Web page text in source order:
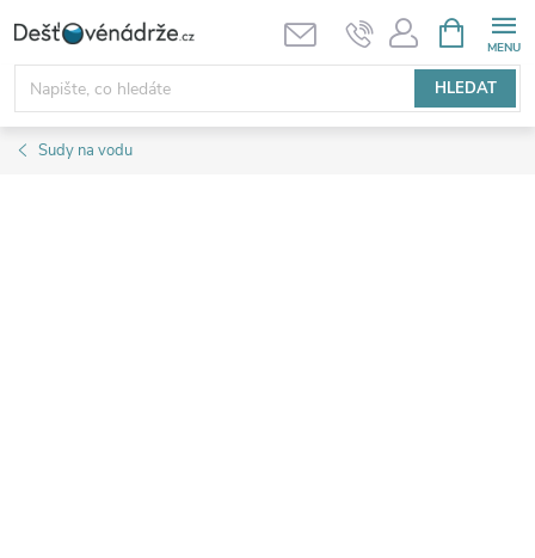
na
obsah
HLEDAT
NÁKUPNÍ
KOŠÍK
Sudy na vodu